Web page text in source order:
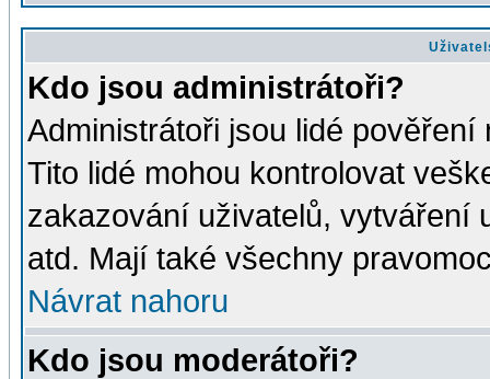
Kdo jsou administrátoři?
Administrátoři jsou lidé
Tito lidé mohou kontrolovat
zakazování uživatelů, vytváření
atd. Mají také všechny
Návrat nahoru
Kdo jsou moderátoři?